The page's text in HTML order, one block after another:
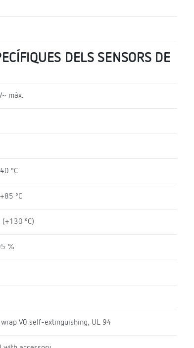
DELS SENSORS DE
máx.
ºC
ºC
(+130 ºC)
%
V0 self-extinguishing, UL 94